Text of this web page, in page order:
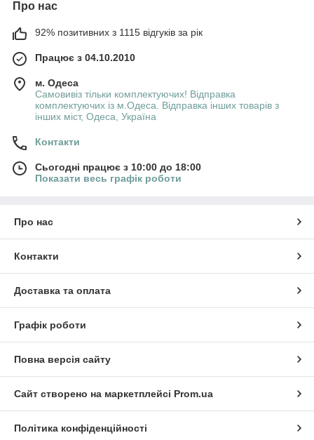
Про нас
92% позитивних з 1115 відгуків за рік
Працює з 04.10.2010
м. Одеса
Самовивіз тільки комплектуючих! Відправка
комплектуючих із м.Одеса. Відправка інших товарів з
інших міст, Одеса, Україна
Контакти
Сьогодні працює з 10:00 до 18:00
Показати весь графік роботи
Про нас
Контакти
Доставка та оплата
Графік роботи
Повна версія сайту
Сайт створено на маркетплейсі Prom.ua
Політика конфіденційності